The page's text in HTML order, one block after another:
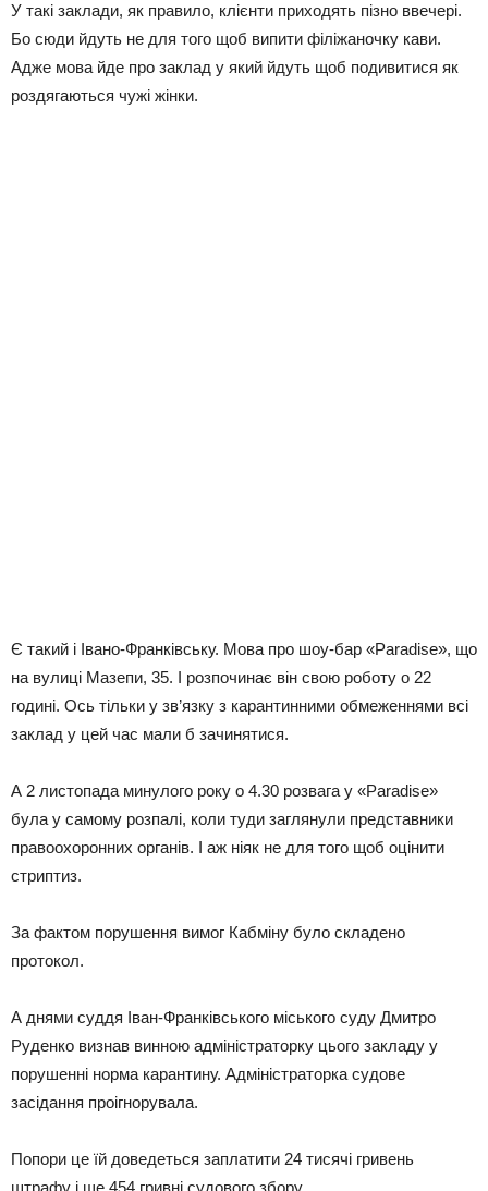
У такі заклади, як правило, клієнти приходять пізно ввечері.
Бо сюди йдуть не для того щоб випити філіжаночку кави.
Адже мова йде про заклад у який йдуть щоб подивитися як
роздягаються чужі жінки.
Є такий і Івано-Франківську. Мова про шоу-бар «Paradise», що
на вулиці Мазепи, 35. І розпочинає він свою роботу о 22
годині. Ось тільки у зв’язку з карантинними обмеженнями всі
заклад у цей час мали б зачинятися.
А 2 листопада минулого року о 4.30 розвага у «Paradise»
була у самому розпалі, коли туди заглянули представники
правоохоронних органів. І аж ніяк не для того щоб оцінити
стриптиз.
За фактом порушення вимог Кабміну було складено
протокол.
А днями суддя Іван-Франківського міського суду Дмитро
Руденко визнав винною адміністраторку цього закладу у
порушенні норма карантину. Адміністраторка судове
засідання проігнорувала.
Попори це їй доведеться заплатити 24 тисячі гривень
штрафу і ще 454 гривні судового збору.